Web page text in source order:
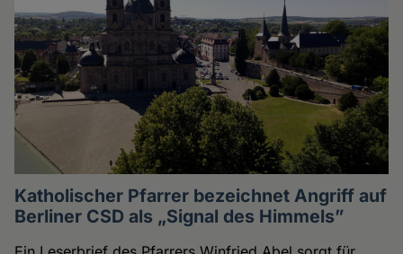
Katholischer Pfarrer bezeichnet Angriff auf
Berliner CSD als „Signal des Himmels”